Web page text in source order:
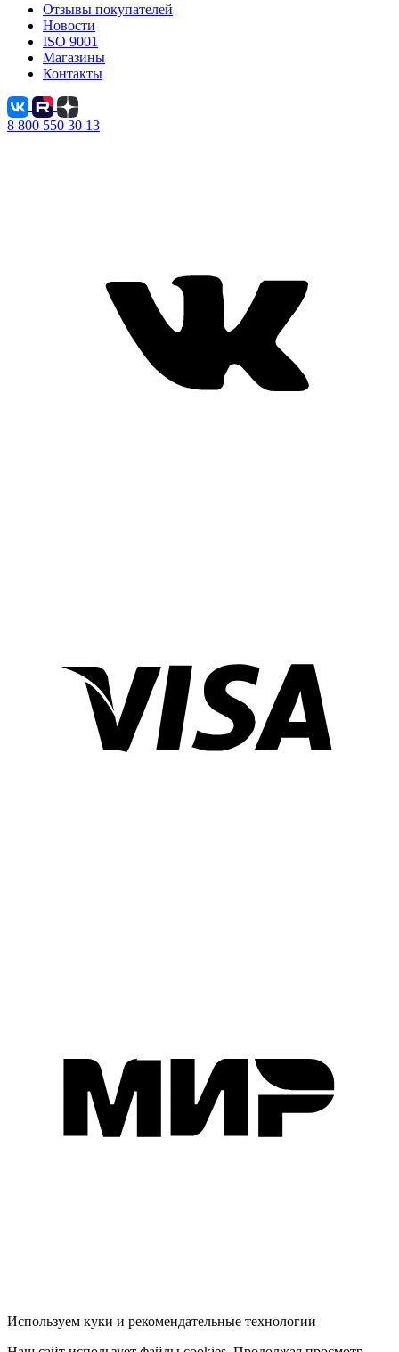
Отзывы покупателей
Новости
ISO 9001
Магазины
Контакты
8 800 550 30 13
Используем куки и рекомендательные технологии